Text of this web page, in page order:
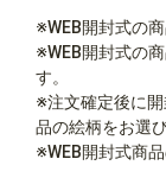
※WEB開封式の
※WEB開封式の
す。
※注文確定後に
品の絵柄をお選
※WEB開封式商